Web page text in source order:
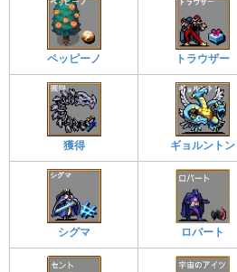
ペッピーノ トラウザー
獲得 ギョルントン
シグマ ロバート